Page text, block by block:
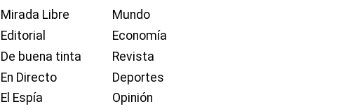
Mirada Libre
Editorial
De buena tinta
En Directo
El Espía
Mundo
Economía
Revista
Deportes
Opinión